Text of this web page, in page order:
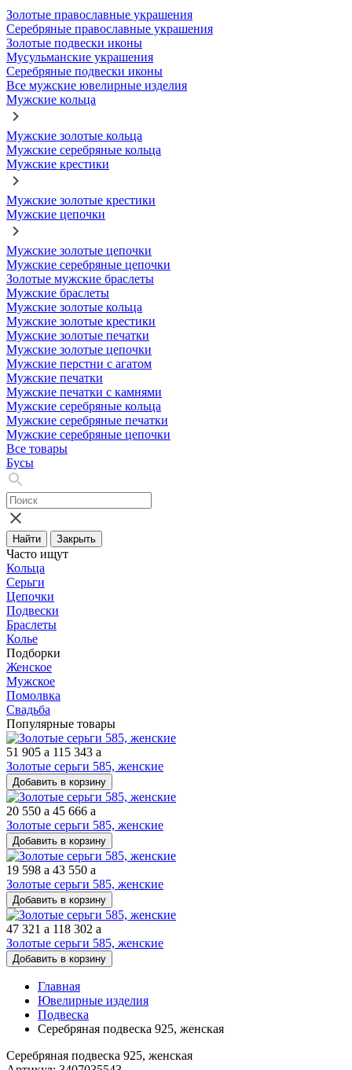
Золотые православные украшения
Серебряные православные украшения
Золотые подвески иконы
Мусульманские украшения
Серебряные подвески иконы
Все мужские ювелирные изделия
Мужские кольца
Мужские золотые кольца
Мужские серебряные кольца
Мужские крестики
Мужские золотые крестики
Мужские цепочки
Мужские золотые цепочки
Мужские серебряные цепочки
Золотые мужские браслеты
Мужские браслеты
Мужские золотые кольца
Мужские золотые крестики
Мужские золотые печатки
Мужские золотые цепочки
Мужские перстни с агатом
Мужские печатки
Мужские печатки с камнями
Мужские серебряные кольца
Мужские серебряные печатки
Мужские серебряные цепочки
Все товары
Бусы
Найти Закрыть
Часто ищут
Кольца
Серьги
Цепочки
Подвески
Браслеты
Колье
Подборки
Женское
Мужское
Помолвка
Свадьба
Популярные товары
51 905 a 115 343 a
Золотые серьги 585, женские
Добавить в корзину
20 550 a 45 666 a
Золотые серьги 585, женские
Добавить в корзину
19 598 a 43 550 a
Золотые серьги 585, женские
Добавить в корзину
47 321 a 118 302 a
Золотые серьги 585, женские
Добавить в корзину
Главная
Ювелирные изделия
Подвеска
Серебряная подвеска 925, женская
Серебряная подвеска 925, женская